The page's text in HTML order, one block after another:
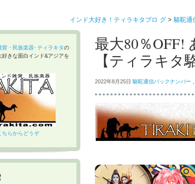
インド大好き！ティラキタブロ グ >駱駝通
最大80％OFF!
【ティラキタ
2022年8月25日 駱駝通信バックナンバー
・民族楽器- ティラキタの
きな面白インド&アジアを
ちらからどうぞ